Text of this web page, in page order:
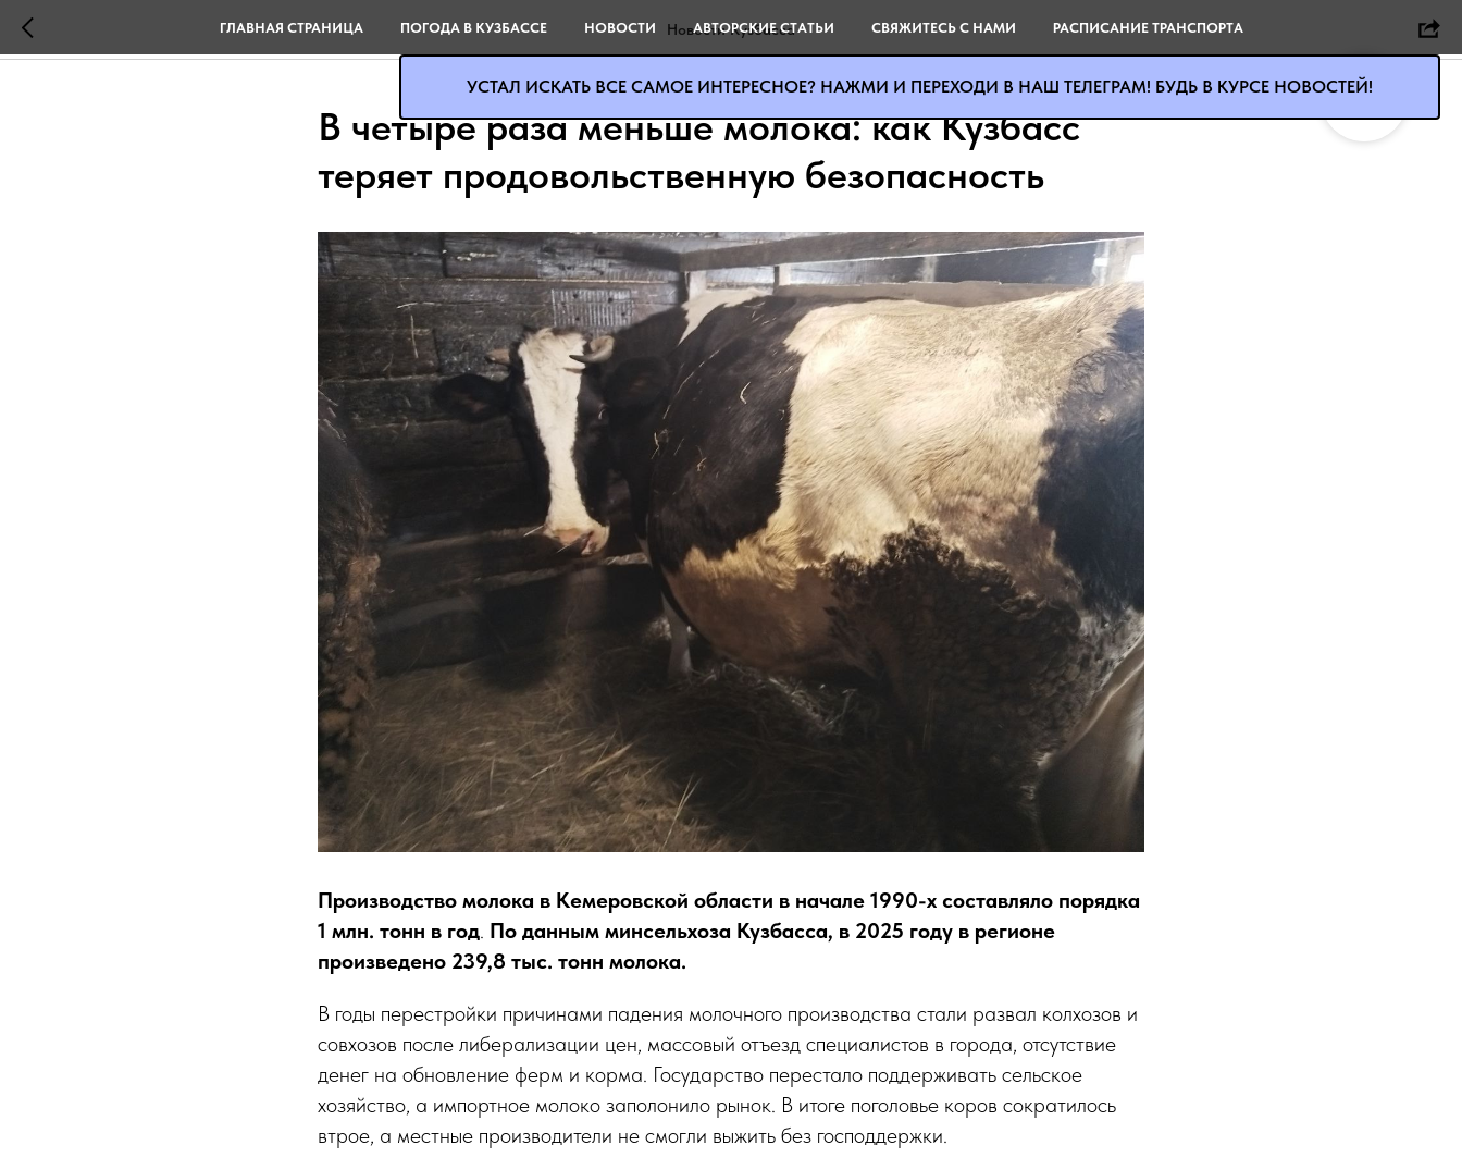
Новости Кузбасса
В четыре раза меньше молока: как Кузбасс
теряет продовольственную безопасность
Производство молока в Кемеровской области в начале 1990-х составляло порядка
1 млн. тонн в год. По данным минсельхоза Кузбасса, в 2025 году в регионе
произведено 239,8 тыс. тонн молока.
В годы перестройки причинами падения молочного производства стали развал колхозов и
совхозов после либерализации цен, массовый отъезд специалистов в города, отсутствие
денег на обновление ферм и корма. Государство перестало поддерживать сельское
хозяйство, а импортное молоко заполонило рынок. В итоге поголовье коров сократилось
втрое, а местные производители не смогли выжить без господдержки.
ГЛАВНАЯ СТРАНИЦА ПОГОДА В КУЗБАССЕ НОВОСТИ АВТОРСКИЕ СТАТЬИ СВЯЖИТЕСЬ С НАМИ РАСПИСАНИЕ ТРАНСПОРТА
УСТАЛ ИСКАТЬ ВСЕ САМОЕ ИНТЕРЕСНОЕ? НАЖМИ И ПЕРЕХОДИ В НАШ ТЕЛЕГРАМ! БУДЬ В КУРСЕ НОВОСТЕЙ!